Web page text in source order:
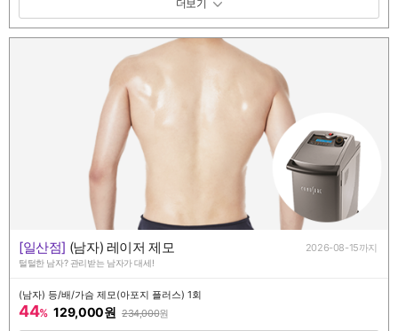
패키지 보기 토글
[일산점] (남자) 레이저 제모 2026-08-15까지
털털한 남자? 관리받는 남자가 대세!
(남자) 등/배/가슴 제모(아포지 플러스) 1회
44% 129,000원 234,000원